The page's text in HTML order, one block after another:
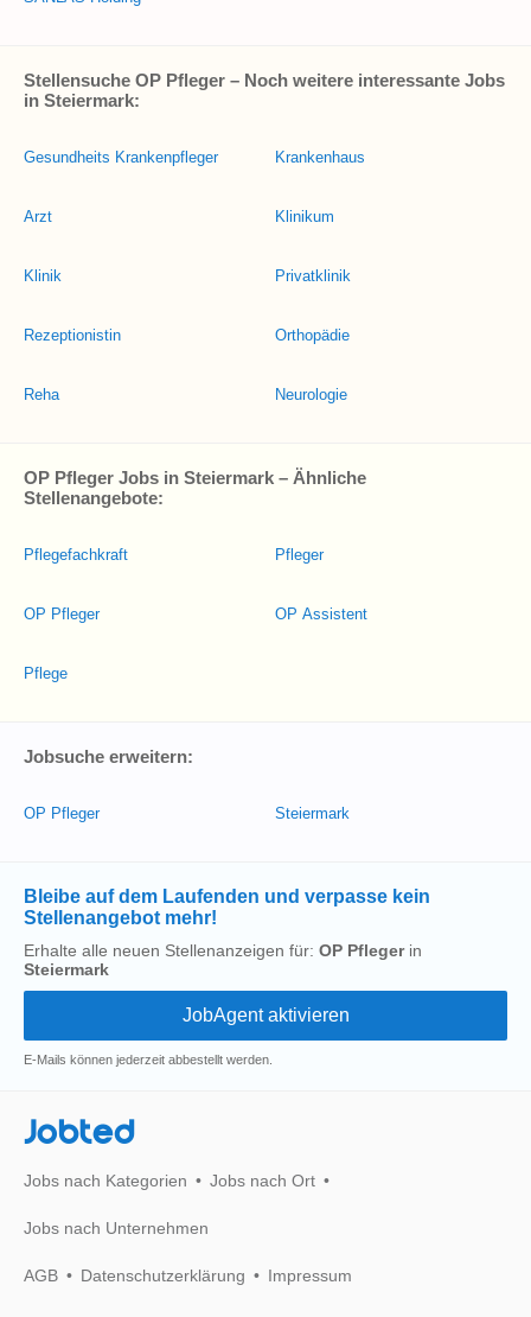
Stellensuche OP Pfleger – Noch weitere interessante Jobs
in Steiermark:
Gesundheits Krankenpfleger
Arzt
Klinik
Rezeptionistin
Reha
Krankenhaus
Klinikum
Privatklinik
Orthopädie
Neurologie
OP Pfleger Jobs in Steiermark – Ähnliche
Stellenangebote:
Pflegefachkraft
OP Pfleger
Pflege
Pfleger
OP Assistent
Jobsuche erweitern:
OP Pfleger Steiermark
Bleibe auf dem Laufenden und verpasse kein
Stellenangebot mehr!
Erhalte alle neuen Stellenanzeigen für: OP Pflegerin
Steiermark
E-Mails können jederzeit abbestellt werden.
Jobted
Jobs nach Kategorien Jobs nach Ort
Jobs nach Unternehmen
AGB Datenschutzerklärung Impressum